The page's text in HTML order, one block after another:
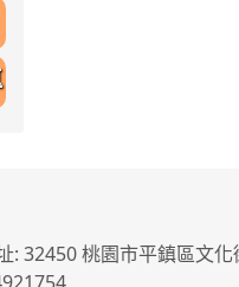
: 32450 桃園市平鎮區文